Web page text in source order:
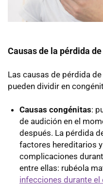
Causas de la pérdida
Las causas de pérdida
pueden dividir en
Causas congénitas:
de audición en el
después. La pérdida
factores hereditarios
complicaciones
entre ellas: rubéola
infecciones durante el